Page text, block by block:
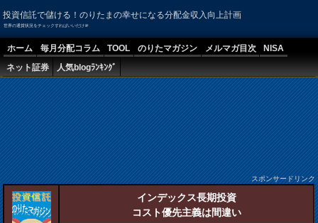
投資信託で儲ける！のりたまの幸せになる分配金収入向上計画
世界の通貨状況をチェックすればいいだけ＠
ホーム 毎月分配コラム TOOL のりたマガジン メルマガ目次
NISA
ネット証券
人気blogﾗﾝｷﾝｸﾞ
スポンサードリンク
インデックス長期投資
コスト優先主義は間違い